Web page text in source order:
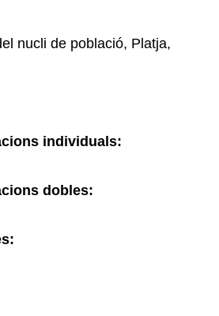
nucli de població, Platja,
individuals:
dobles: